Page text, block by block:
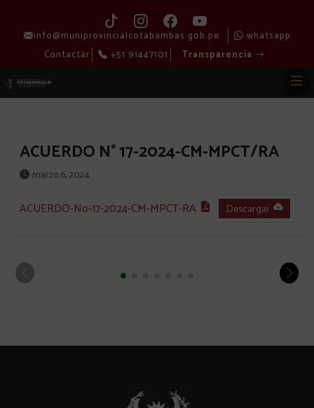
info@muniprovincialcotabambas.gob.pe
whatsapp
Contactar
+51 91447101 Transparencia
ACUERDO N° 17-2024-CM-MPCT/RA
marzo 6, 2024
ACUERDO-No-17-2024-CM-MPCT-RA Descargar